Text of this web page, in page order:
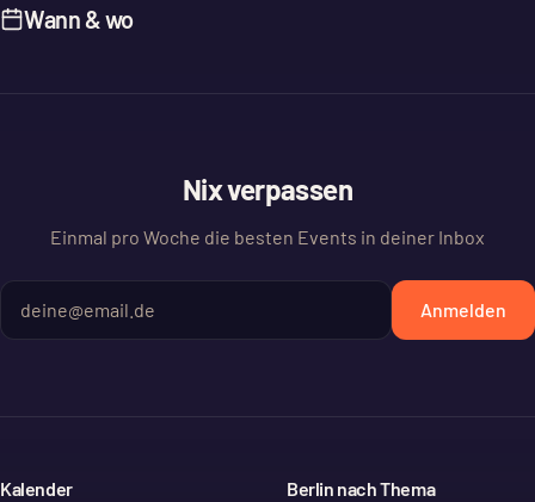
Wann & wo
Nix verpassen
Einmal pro Woche die besten Events in deiner Inbox
Anmelden
Kalender Berlin nach Thema